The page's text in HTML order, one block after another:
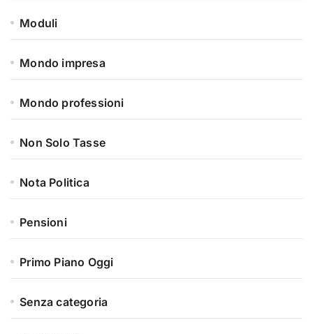
Moduli
Mondo impresa
Mondo professioni
Non Solo Tasse
Nota Politica
Pensioni
Primo Piano Oggi
Senza categoria